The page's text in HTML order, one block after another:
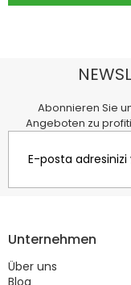
Abonnieren Sie
Angeboten zu
Unternehmen
Über uns
Blog